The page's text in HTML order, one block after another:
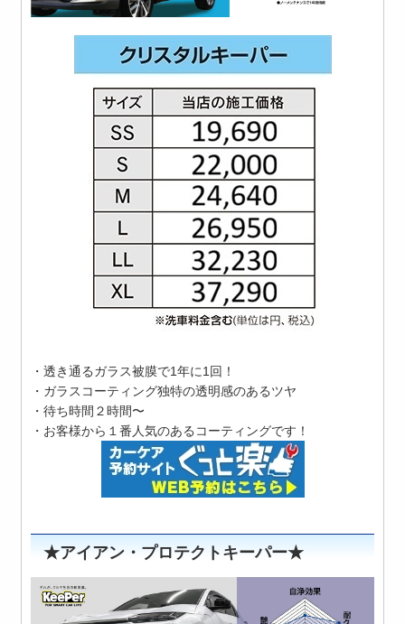
・透き通るガラス被膜で1年に1回！
・ガラスコーティング独特の透明感のあるツヤ
・待ち時間２時間〜
・お客様から１番人気のあるコーティングです！
★アイアン・プロテクトキーパー★